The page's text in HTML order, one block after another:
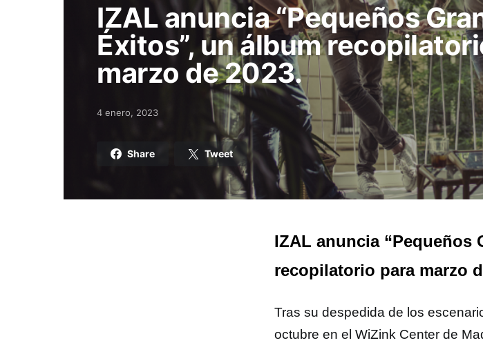
IZAL anuncia “Pequeños
Éxitos”, un álbum
marzo de 2023.
Posted on
4 enero, 2023
Share Tweet
IZAL anuncia “Pequeños
recopilatorio para marzo
Tras su despedida de los
octubre en el WiZink Center de